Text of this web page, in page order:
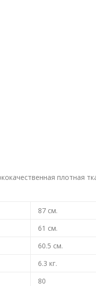
плотная
87 см.
61 см.
60.5 см.
6.3 кг.
80